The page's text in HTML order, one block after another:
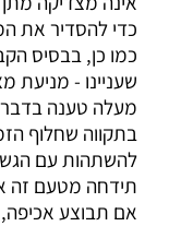
כדי להסדיר את
כמו כן, בבסיס
שעניינו - מניעת
מעלה טענה בדבר
בתקווה שחלוף
להשתהות עם
תידחה מטעם זה
אם תבוצע